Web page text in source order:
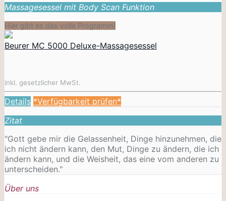
Massagesessel mit Body Scan Funktion
Hier gibt es das volle Programm!
Beurer MC 5000 Deluxe-Massagesessel
inkl. gesetzlicher MwSt.
Details *Verfügbarkeit prüfen*
Zitat
"Gott gebe mir die Gelassenheit, Dinge hinzunehmen, die
ich nicht ändern kann, den Mut, Dinge zu ändern, die ich
ändern kann, und die Weisheit, das eine vom anderen zu
unterscheiden."
Über uns